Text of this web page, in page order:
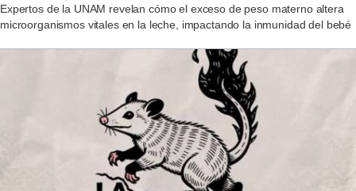
Expertos de la UNAM revelan cómo el exceso de peso materno altera
microorganismos vitales en la leche, impactando la inmunidad del bebé